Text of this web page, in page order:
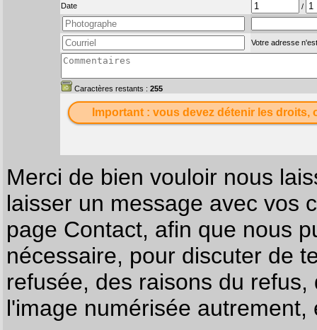
Date /
Votre adresse
Caractères restants : 255
Important : vous devez détenir les
Merci de bien vouloir nous
laisser un message avec vos
page Contact, afin que nous
nécessaire, pour discuter de
refusée, des raisons du
l'image numérisée autrement,